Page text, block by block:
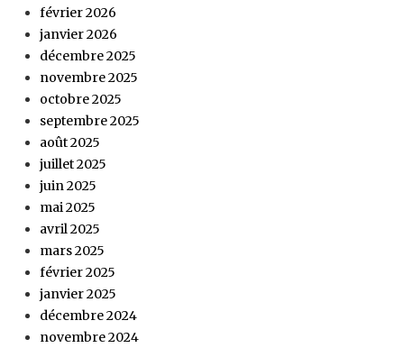
février 2026
janvier 2026
décembre 2025
novembre 2025
octobre 2025
septembre 2025
août 2025
juillet 2025
juin 2025
mai 2025
avril 2025
mars 2025
février 2025
janvier 2025
décembre 2024
novembre 2024